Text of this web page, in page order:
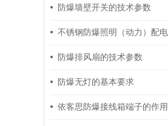
防爆墙壁开关的技术参数
防爆排风扇的技术参数
防爆无灯的基本要求
依客思防爆接线箱端子的作用